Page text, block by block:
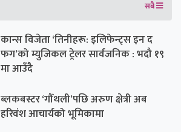
सबै
कान्स विजेता ‘तिनीहरू: इलिफेन्ट्स इन द
फग’को म्युजिकल ट्रेलर सार्वजनिक : भदौ १९
मा आउँदै
ब्लकबस्टर ‘गौँथली’पछि अरुण क्षेत्री अब
हरिवंश आचार्यको भूमिकामा